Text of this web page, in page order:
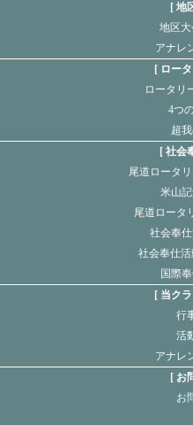
地
地区大
アナレ
ロー
ロータリ
4つ
超
社会
尾道ロータ
米山
尾道ロータ
社会奉
社会奉仕
国際
当ク
行
活
アナレ
お
お